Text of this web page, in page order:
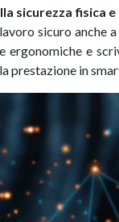
sicurezza fisica
sicuro anche
ergonomiche e
prestazione in